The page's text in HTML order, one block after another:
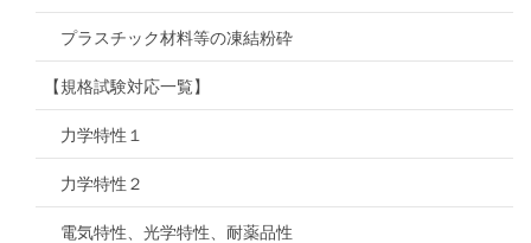
プラスチック材料等の凍結粉砕
【規格試験対応一覧】
力学特性１
力学特性２
電気特性、光学特性、耐薬品性